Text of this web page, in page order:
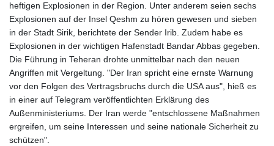
heftigen Explosionen in der Region. Unter anderem seien sechs
Explosionen auf der Insel Qeshm zu hören gewesen und sieben
in der Stadt Sirik, berichtete der Sender Irib. Zudem habe es
Explosionen in der wichtigen Hafenstadt Bandar Abbas gegeben.
Die Führung in Teheran drohte unmittelbar nach den neuen
Angriffen mit Vergeltung. "Der Iran spricht eine ernste Warnung
vor den Folgen des Vertragsbruchs durch die USA aus", hieß es
in einer auf Telegram veröffentlichten Erklärung des
Außenministeriums. Der Iran werde "entschlossene Maßnahmen
ergreifen, um seine Interessen und seine nationale Sicherheit zu
schützen".